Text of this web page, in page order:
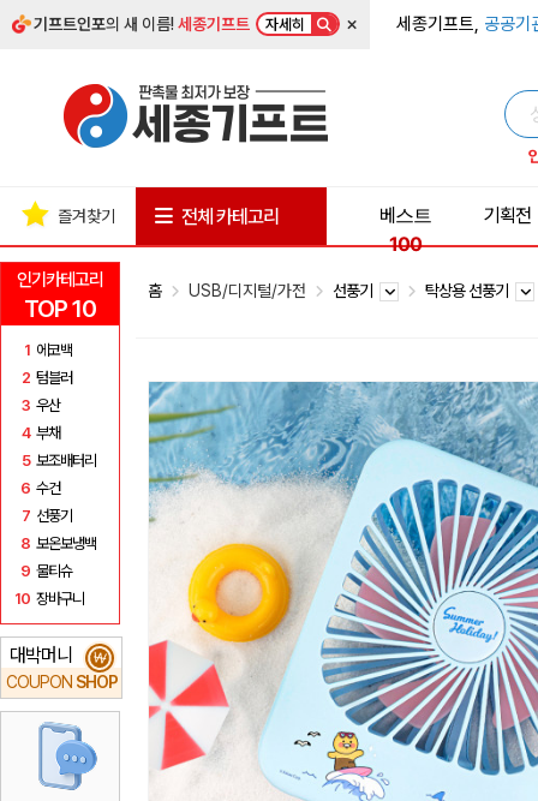
기프트인포의 새 이름!세종기프트 자세히 × 세종기프트, 공공기
인기카테고리
TOP 10
1 에코백
2 텀블러
3 우산
4 부채
5 보조배터리
6 수건
7 선풍기
8 보온보냉백
9 물티슈
10 장바구니
대박머니
COUPON SHOP
₩
즐겨찾기 전체 카테고리
베스트
100
기획전
홈 USB/디지털/가전 선풍기 탁상용 선풍기